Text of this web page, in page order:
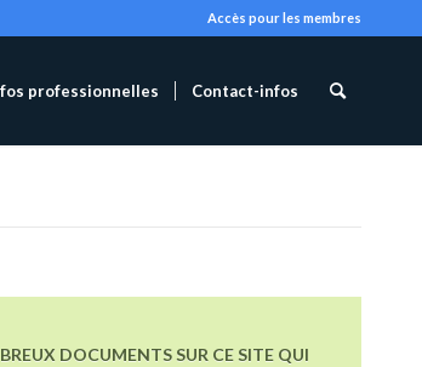
Accès pour les membres
professionnelles Contact-infos
DOCUMENTS SUR CE SITE QUI